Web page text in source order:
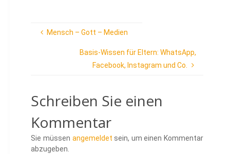
Mensch – Gott – Medien
Basis-Wissen für Eltern: WhatsApp,
Facebook, Instagram und Co.
Schreiben Sie einen
Kommentar
Sie müssen angemeldet sein, um einen Kommentar
abzugeben.